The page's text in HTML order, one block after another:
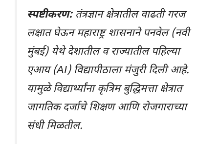
स्पष्टीकरण:तंत्रज्ञान क्षेत्रातील वाढती गरज
लक्षात घेऊन महाराष्ट्र शासनाने पनवेल (नवी
मुंबई) येथे देशातील व राज्यातील पहिल्या
एआय (AI) विद्यापीठाला मंजुरी दिली आहे.
यामुळे विद्यार्थ्यांना कृत्रिम बुद्धिमत्ता क्षेत्रात
जागतिक दर्जाचे शिक्षण आणि रोजगाराच्या
संधी मिळतील.